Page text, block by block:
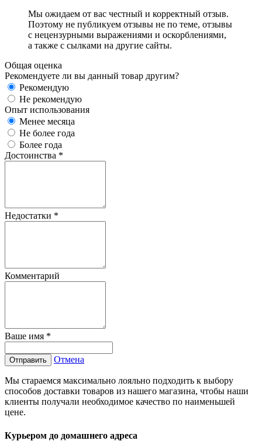
Мы ожидаем от вас честный и корректный отзыв.
Поэтому не публикуем отзывы не по теме, отзывы
с нецензурными выражениями и оскорблениями,
а также с сылками на другие сайты.
Общая оценка
Рекомендуете ли вы данный товар другим?
Рекомендую
Не рекомендую
Опыт использования
Менее месяца
Не более года
Более года
Достоинства *
Недостатки *
Комментарий
Ваше имя *
Отправить Отмена
Мы стараемся максимально лояльно подходить к выбору
способов доставки товаров из нашего магазина, чтобы наши
клиенты получали необходимое качество по наименьшей
цене.
Курьером до домашнего адреса